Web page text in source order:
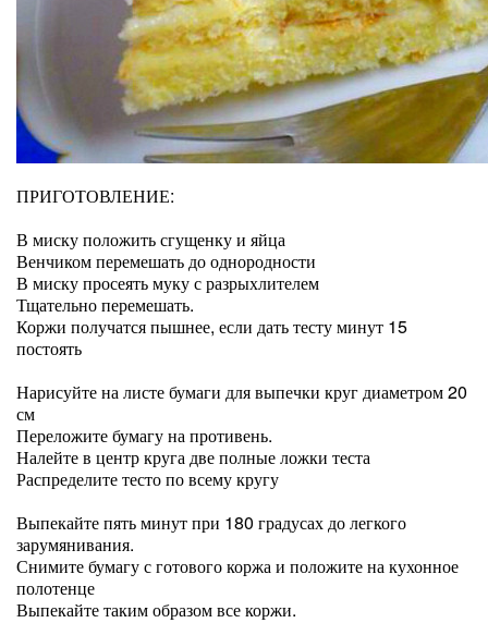
ПРИГОТОВЛЕНИЕ:
В миску положить сгущенку и яйца
Венчиком перемешать до однородности
В миску просеять муку с разрыхлителем
Тщательно перемешать.
Коржи получатся пышнее, если дать тесту минут 15
постоять
Нарисуйте на листе бумаги для выпечки круг диаметром 20
см
Переложите бумагу на противень.
Налейте в центр круга две полные ложки теста
Распределите тесто по всему кругу
Выпекайте пять минут при 180 градусах до легкого
зарумянивания.
Снимите бумагу с готового коржа и положите на кухонное
полотенце
Выпекайте таким образом все коржи.